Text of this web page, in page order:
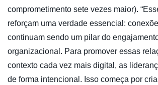
comprometimento sete vezes maior).
reforçam uma verdade essencial:
continuam sendo um pilar do
organizacional. Para promover essas
contexto cada vez mais digital, as
de forma intencional. Isso começa por